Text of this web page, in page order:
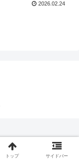
2026.02.24
トップ サイドバー